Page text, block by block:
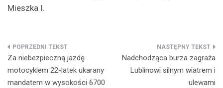
Mieszka I.
Nawigacja
wpisu
Za niebezpieczną jazdę
motocyklem 22-latek ukarany
mandatem w wysokości 6700
Nadchodząca burza zagraża
Lublinowi silnym wiatrem i
ulewami